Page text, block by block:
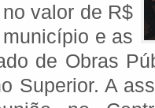
valor de R$
e as
de Obras
Superior. A